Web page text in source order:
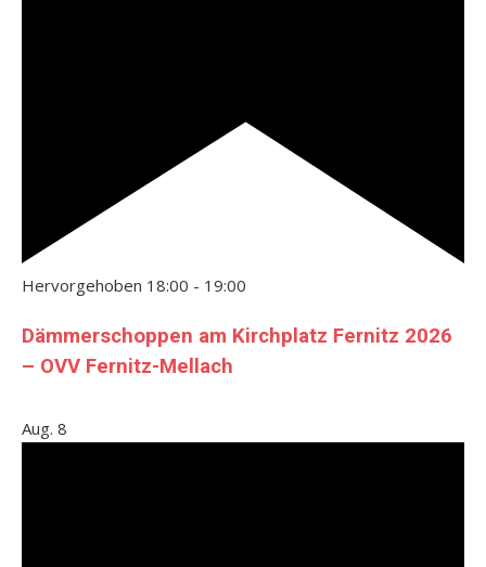
Hervorgehoben 18:00 - 19:00
Dämmerschoppen am Kirchplatz Fernitz 2026
– OVV Fernitz-Mellach
Aug. 8